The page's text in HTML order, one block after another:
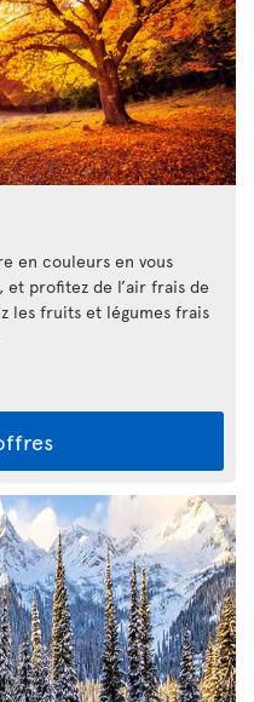
en couleurs en vous
et profitez de l’air frais de
les fruits et légumes frais